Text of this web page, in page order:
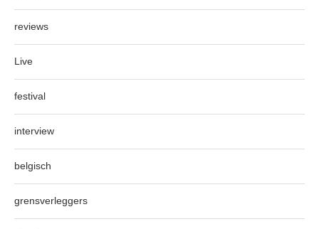
reviews
Live
festival
interview
belgisch
grensverleggers